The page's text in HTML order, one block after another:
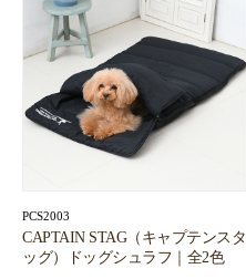
PCS2003
CAPTAIN STAG（キャプテンスタ
ッグ）ドッグシュラフ｜全2色